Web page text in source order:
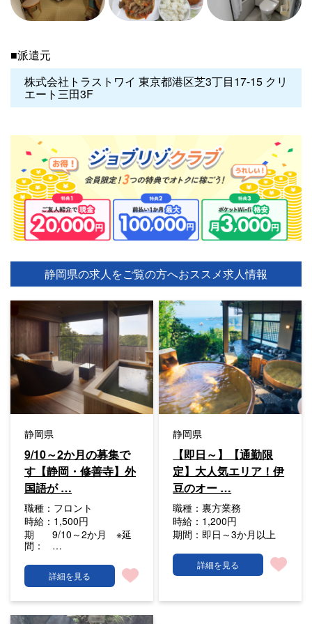
■派遣元
株式会社トラストワイ 東京都港区芝3丁目17-15 クリ
エート三田3F
静岡県の求人をご覧の方へおススメ求人情報
静岡県
9/10～2か月の募集で
す【静岡・修善寺】外
国語が …
職種： フロント
時給： 1,500円
期
間：
9/10～2か月 ※延
…
詳細を見る
静岡県
【即日～】【通勤限
定】大人気エリア！伊
豆のオー …
職種：裏方業務
時給： 1,200円
期間：即日～3か月以上
詳細を見る